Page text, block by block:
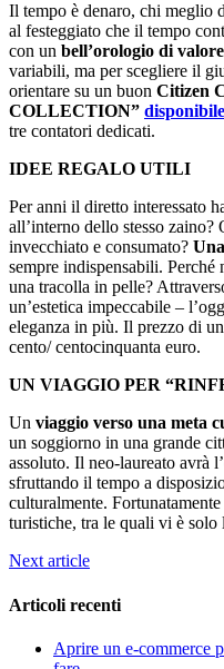
Il tempo è denaro, chi meglio
al festeggiato che il tempo
con un bell’orologio di valore
variabili, ma per scegliere il
orientare su un buon Citizen
COLLECTION”
tre contatori dedicati.
IDEE REGALO UTILI
Per anni il diretto interessato
all’interno dello stesso
invecchiato e consumato?
sempre indispensabili. Perché
una tracolla in pelle?
un’estetica impeccabile –
eleganza in più. Il prezzo di
cento/ centocinquanta euro.
UN VIAGGIO PER
Un viaggio verso una meta
un soggiorno in una grande
assoluto. Il neo-laureato avrà
sfruttando il tempo a
culturalmente.
turistiche, tra le quali vi è solo
Next article
Articoli recenti
Aprire un e-commerce